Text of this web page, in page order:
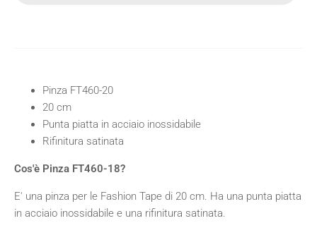
Pinza FT460-20
20 cm
Punta piatta in acciaio inossidabile
Rifinitura satinata
Cos'è Pinza FT460-18?
E' una pinza per le Fashion Tape di 20 cm. Ha una punta piatta
in acciaio inossidabile e una rifinitura satinata.